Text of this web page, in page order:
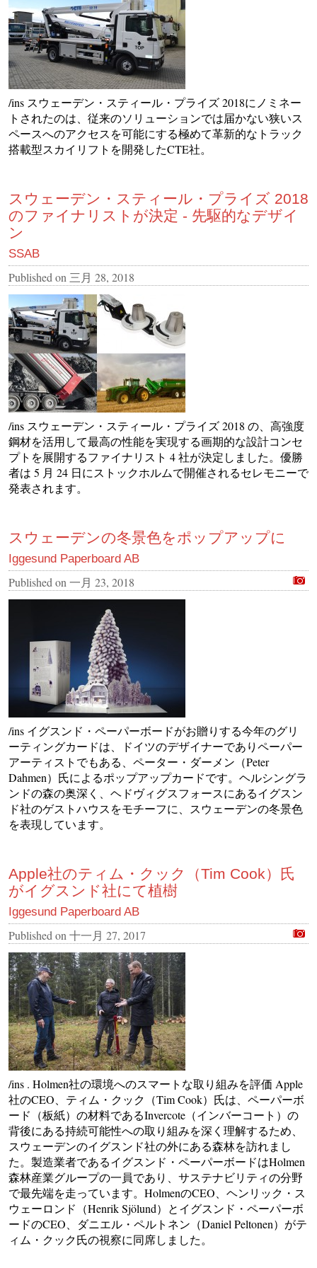
/ins スウェーデン・スティール・プライズ 2018にノミネー
トされたのは、従来のソリューションでは届かない狭いス
ペースへのアクセスを可能にする極めて革新的なトラック
搭載型スカイリフトを開発したCTE社。
スウェーデン・スティール・プライズ 2018
のファイナリストが決定 - 先駆的なデザイ
ン
SSAB
Published on 三月 28, 2018
/ins スウェーデン・スティール・プライズ 2018 の、高強度
鋼材を活用して最高の性能を実現する画期的な設計コンセ
プトを展開するファイナリスト 4 社が決定しました。優勝
者は 5 月 24 日にストックホルムで開催されるセレモニーで
発表されます。
スウェーデンの冬景色をポップアップに
Iggesund Paperboard AB
Published on 一月 23, 2018
/ins イグスンド・ペーパーボードがお贈りする今年のグリ
ーティングカードは、ドイツのデザイナーでありペーパー
アーティストでもある、ペーター・ダーメン（Peter
Dahmen）氏によるポップアップカードです。ヘルシングラ
ンドの森の奥深く、ヘドヴィグスフォースにあるイグスン
ド社のゲストハウスをモチーフに、スウェーデンの冬景色
を表現しています。
Apple社のティム・クック（Tim Cook）氏
がイグスンド社にて植樹
Iggesund Paperboard AB
Published on 十一月 27, 2017
/ins . Holmen社の環境へのスマートな取り組みを評価 Apple
社のCEO、ティム・クック（Tim Cook）氏は、ペーパーボ
ード（板紙）の材料であるInvercote（インバーコート）の
背後にある持続可能性への取り組みを深く理解するため、
スウェーデンのイグスンド社の外にある森林を訪れまし
た。製造業者であるイグスンド・ペーパーボードはHolmen
森林産業グループの一員であり、サステナビリティの分野
で最先端を走っています。HolmenのCEO、ヘンリック・ス
ウェーロンド（Henrik Sjölund）とイグスンド・ペーパーボ
ードのCEO、ダニエル・ペルトネン（Daniel Peltonen）がテ
ィム・クック氏の視察に同席しました。